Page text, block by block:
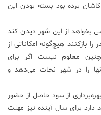
کاشان برده بود بسته بودن این
بخواهد از این شهر دیدن کند
بازکنند هیچ‌گونه امکاناتی از
معلوم نیست اگر برای
را در شهر نجات می‌دهد و
از سود حاصل از حضور
برای سال آینده نیز مهلت